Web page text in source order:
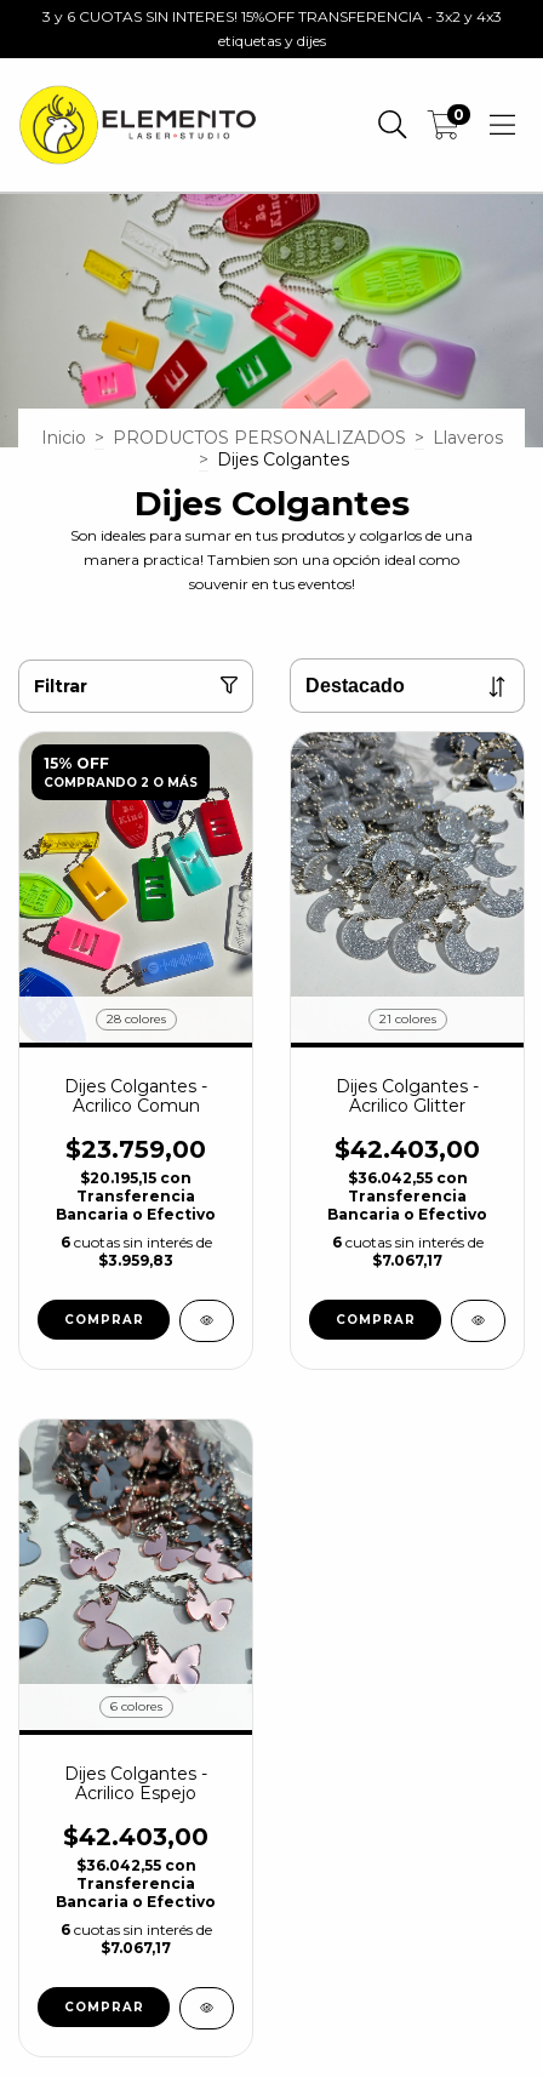
3 y 6 CUOTAS SIN INTERES! 15%OFF TRANSFERENCIA - 3x2 y 4x3
etiquetas y dijes
0
Inicio > PRODUCTOS PERSONALIZADOS > Llaveros
> Dijes Colgantes
Dijes Colgantes
Son ideales para sumar en tus produtos y colgarlos de una
manera practica! Tambien son una opción ideal como
souvenir en tus eventos!
Filtrar
15% OFF
COMPRANDO 2 O MÁS
28 colores
Dijes Colgantes -
Acrilico Comun
$23.759,00
$20.195,15 con
Transferencia
Bancaria o Efectivo
6 cuotas sin interés de
$3.959,83
COMPRAR
21 colores
Dijes Colgantes -
Acrilico Glitter
$42.403,00
$36.042,55 con
Transferencia
Bancaria o Efectivo
6 cuotas sin interés de
$7.067,17
COMPRAR
6 colores
Dijes Colgantes -
Acrilico Espejo
$42.403,00
$36.042,55 con
Transferencia
Bancaria o Efectivo
6 cuotas sin interés de
$7.067,17
COMPRAR